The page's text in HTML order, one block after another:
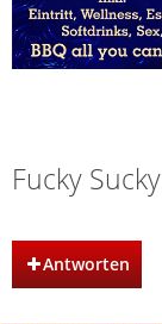
Fucky
Antworten